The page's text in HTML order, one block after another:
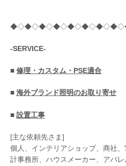
-SERVICE-
■ 修理・カスタム・PSE適合
■ 海外ブランド照明のお取り寄せ
■ 設置工事
[主な依頼先さま]
個人、インテリアショップ、商社
計事務所、ハウスメーカー、アパ